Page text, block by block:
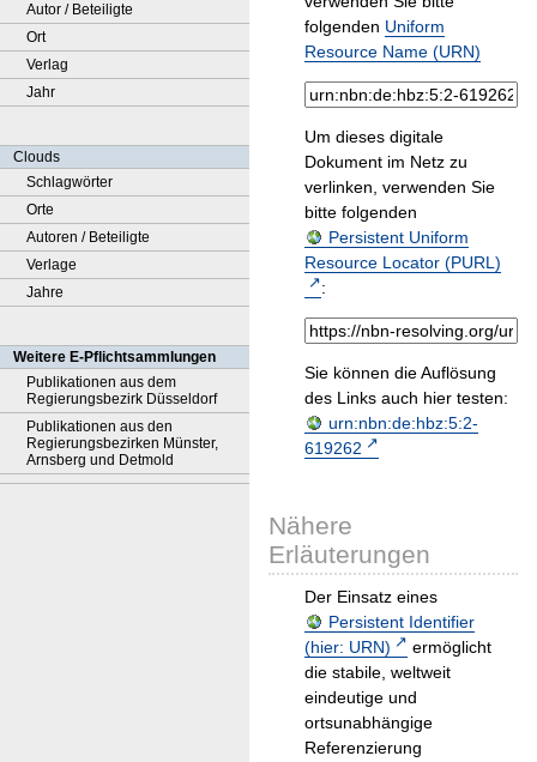
Autor / Beteiligte
Ort
Verlag
Jahr
Clouds
Schlagwörter
Orte
Autoren / Beteiligte
Verlage
Jahre
Weitere E-Pflichtsammlungen
Publikationen aus dem
Regierungsbezirk Düsseldorf
Publikationen aus den
Regierungsbezirken Münster,
Arnsberg und Detmold
folgenden Uniform
Resource Name (URN)
Um dieses digitale
Dokument im Netz zu
verlinken, verwenden Sie
bitte folgenden
Persistent Uniform
Resource Locator (PURL)
:
Sie können die Auflösung
des Links auch hier testen:
urn:nbn:de:hbz:5:2-
619262
Nähere
Erläuterungen
Der Einsatz eines
Persistent Identifier
(hier: URN)
ermöglicht
die stabile, weltweit
eindeutige und
ortsunabhängige
Referenzierung